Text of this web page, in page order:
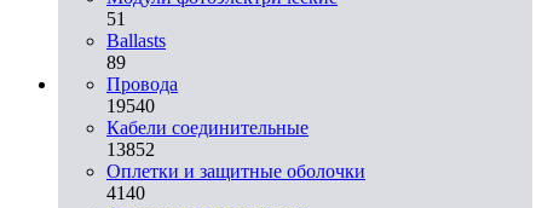
51
Ballasts
89
Провода
19540
Кабели соединительные
13852
Оплетки и защитные оболочки
4140